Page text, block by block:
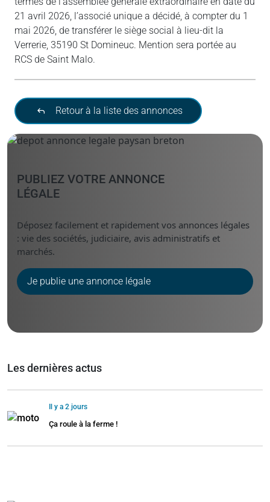
21 avril 2026, l’associé unique a décidé, à compter du 1
mai 2026, de transférer le siège social à lieu-dit la
Verrerie, 35190 St Domineuc. Mention sera portée au
RCS de Saint Malo.
Retour à la liste des annonces
PUBLIEZ VOTRE ANNONCE
LÉGALE
Déposez facilement et rapidement vos annonces légales
: vie des sociétés, judiciaire, avis administratifs et
marchés.
Je publie une annonce légale
Les dernières actus
Il y a 2 jours
Ça roule à la ferme !